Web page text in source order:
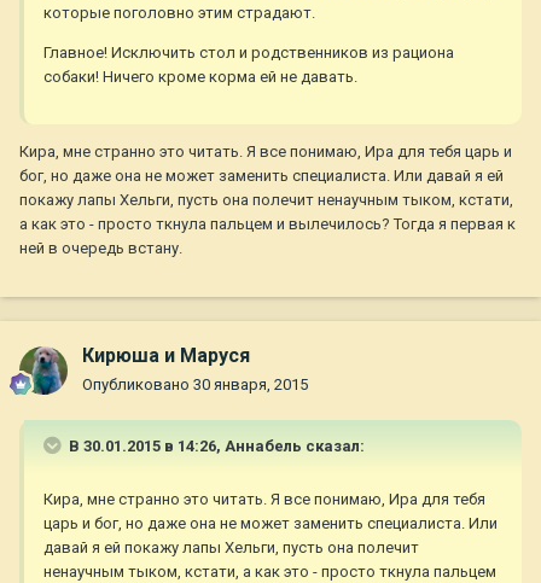
которые поголовно этим страдают.
Главное! Исключить стол и родственников из рациона
собаки! Ничего кроме корма ей не давать.
Кира, мне странно это читать. Я все понимаю, Ира для тебя царь и
бог, но даже она не может заменить специалиста. Или давай я ей
покажу лапы Хельги, пусть она полечит ненаучным тыком, кстати,
а как это - просто ткнула пальцем и вылечилось? Тогда я первая к
ней в очередь встану.
Кирюша и Маруся
Опубликовано 30 января, 2015
В 30.01.2015 в 14:26, Aннaбель сказал:
Кира, мне странно это читать. Я все понимаю, Ира для тебя
царь и бог, но даже она не может заменить специалиста. Или
давай я ей покажу лапы Хельги, пусть она полечит
ненаучным тыком, кстати, а как это - просто ткнула пальцем